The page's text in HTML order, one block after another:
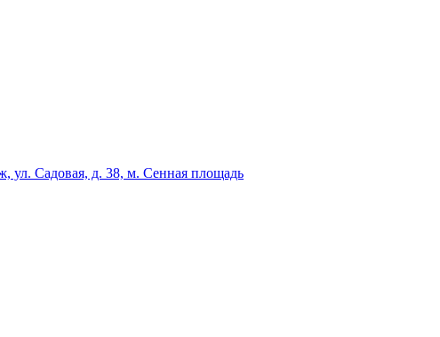
ул. Садовая, д. 38, м. Сенная площадь